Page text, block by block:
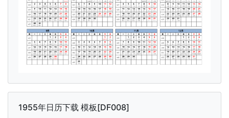
1955年日历下载 模板[DF008]